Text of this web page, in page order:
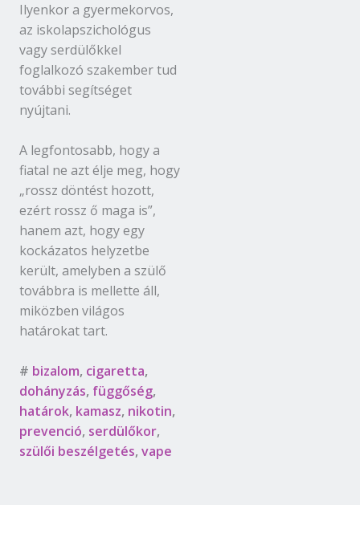
Ilyenkor a gyermekorvos,
az iskolapszichológus
vagy serdülőkkel
foglalkozó szakember tud
további segítséget
nyújtani.
A legfontosabb, hogy a
fiatal ne azt élje meg, hogy
„rossz döntést hozott,
ezért rossz ő maga is”,
hanem azt, hogy egy
kockázatos helyzetbe
került, amelyben a szülő
továbbra is mellette áll,
miközben világos
határokat tart.
# bizalom, cigaretta,
dohányzás, függőség,
határok, kamasz, nikotin,
prevenció, serdülőkor,
szülői beszélgetés, vape